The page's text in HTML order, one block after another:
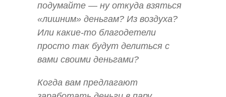
подумайте — ну откуда взяться
«лишним» деньгам? Из воздуха?
Или какие-то благодетели
просто так будут делиться с
вами своими деньгами?
Когда вам предлагают